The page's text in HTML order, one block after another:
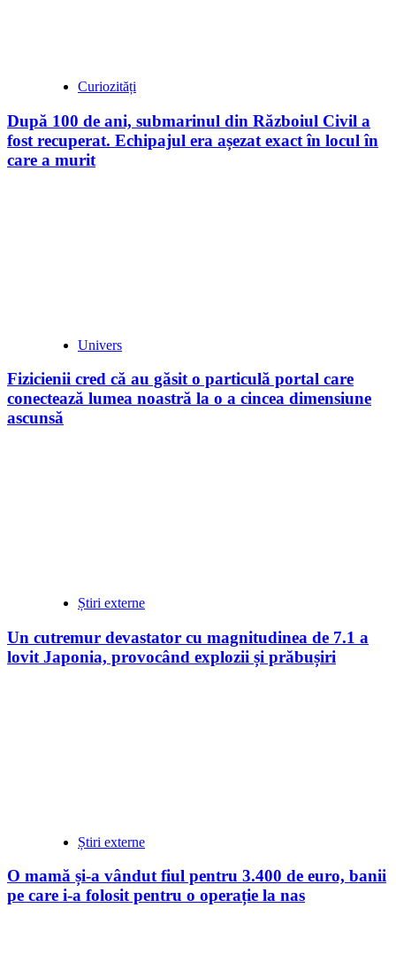
Curiozități
După 100 de ani, submarinul din Războiul Civil a
fost recuperat. Echipajul era așezat exact în locul în
care a murit
Univers
Fizicienii cred că au găsit o particulă portal care
conectează lumea noastră la o a cincea dimensiune
ascunsă
Știri externe
Un cutremur devastator cu magnitudinea de 7.1 a
lovit Japonia, provocând explozii și prăbușiri
Știri externe
O mamă și-a vândut fiul pentru 3.400 de euro, banii
pe care i-a folosit pentru o operație la nas